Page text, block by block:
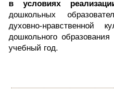
в условиях
дошкольных
духовно-
дошкольного
учебный год.